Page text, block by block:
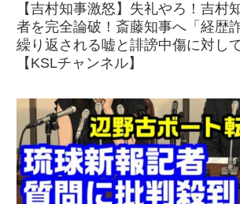
【吉村知事激怒】失礼やろ！吉村
者を完全論破！斎藤知事へ「経歴
繰り返される嘘と誹謗中傷に対し
【KSLチャンネル】